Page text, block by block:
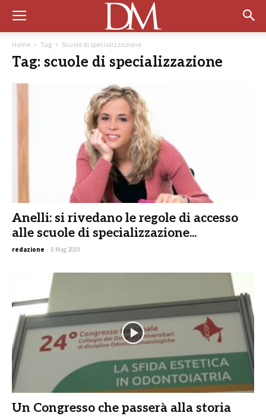
Home Tag Scuole di specializzazione
Tag: scuole di specializzazione
Anelli: si rivedano le regole di accesso
alle scuole di specializzazione...
redazione - 8 Mag 2019
Un Congresso che passerà alla storia